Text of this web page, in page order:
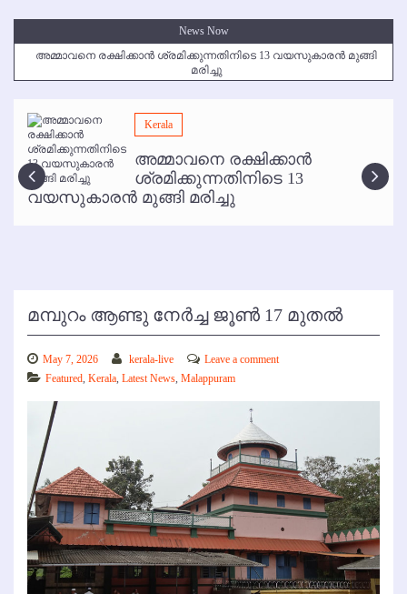
News Now
അമ്മാവനെ രക്ഷിക്കാന്‍ ശ്രമിക്കുന്നതിനിടെ 13 വയസുകാരന്‍ മുങ്ങി
മരിച്ചു
മമ്പുറം ആണ്ടു നേര്‍ച്ച ജൂണ്‍ 17 മുതല്‍
ഇനി രമേശ് പിഷാരടി സ്റ്റേജ് ഷോകള്‍ക്ക് ഇല്ല
കോഴിക്കോട് വിമാനത്താവളത്തില്‍ അനധികൃത പാര്‍ക്കിംഗ് പിരിവ് :
പരാതി തള്ളി
Kerala
അമ്മാവനെ രക്ഷിക്കാന്‍
ശ്രമിക്കുന്നതിനിടെ 13
വയസുകാരന്‍ മുങ്ങി മരിച്ചു
മമ്പുറം ആണ്ടു നേര്‍ച്ച ജൂണ്‍ 17 മുതല്‍
May 7, 2026 kerala-live
Leave a comment
Featured Kerala Latest News Malappuram